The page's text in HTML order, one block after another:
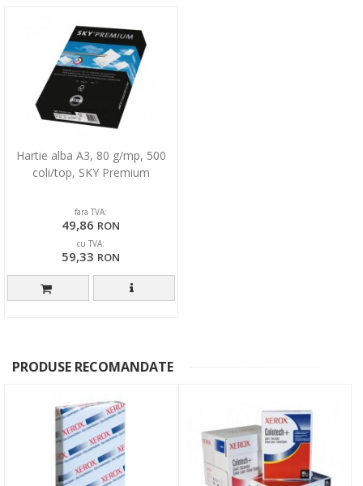
Hartie alba A3, 80 g/mp, 500
coli/top, SKY Premium
fara TVA:
49,86 RON
cu TVA:
59,33 RON
PRODUSE RECOMANDATE